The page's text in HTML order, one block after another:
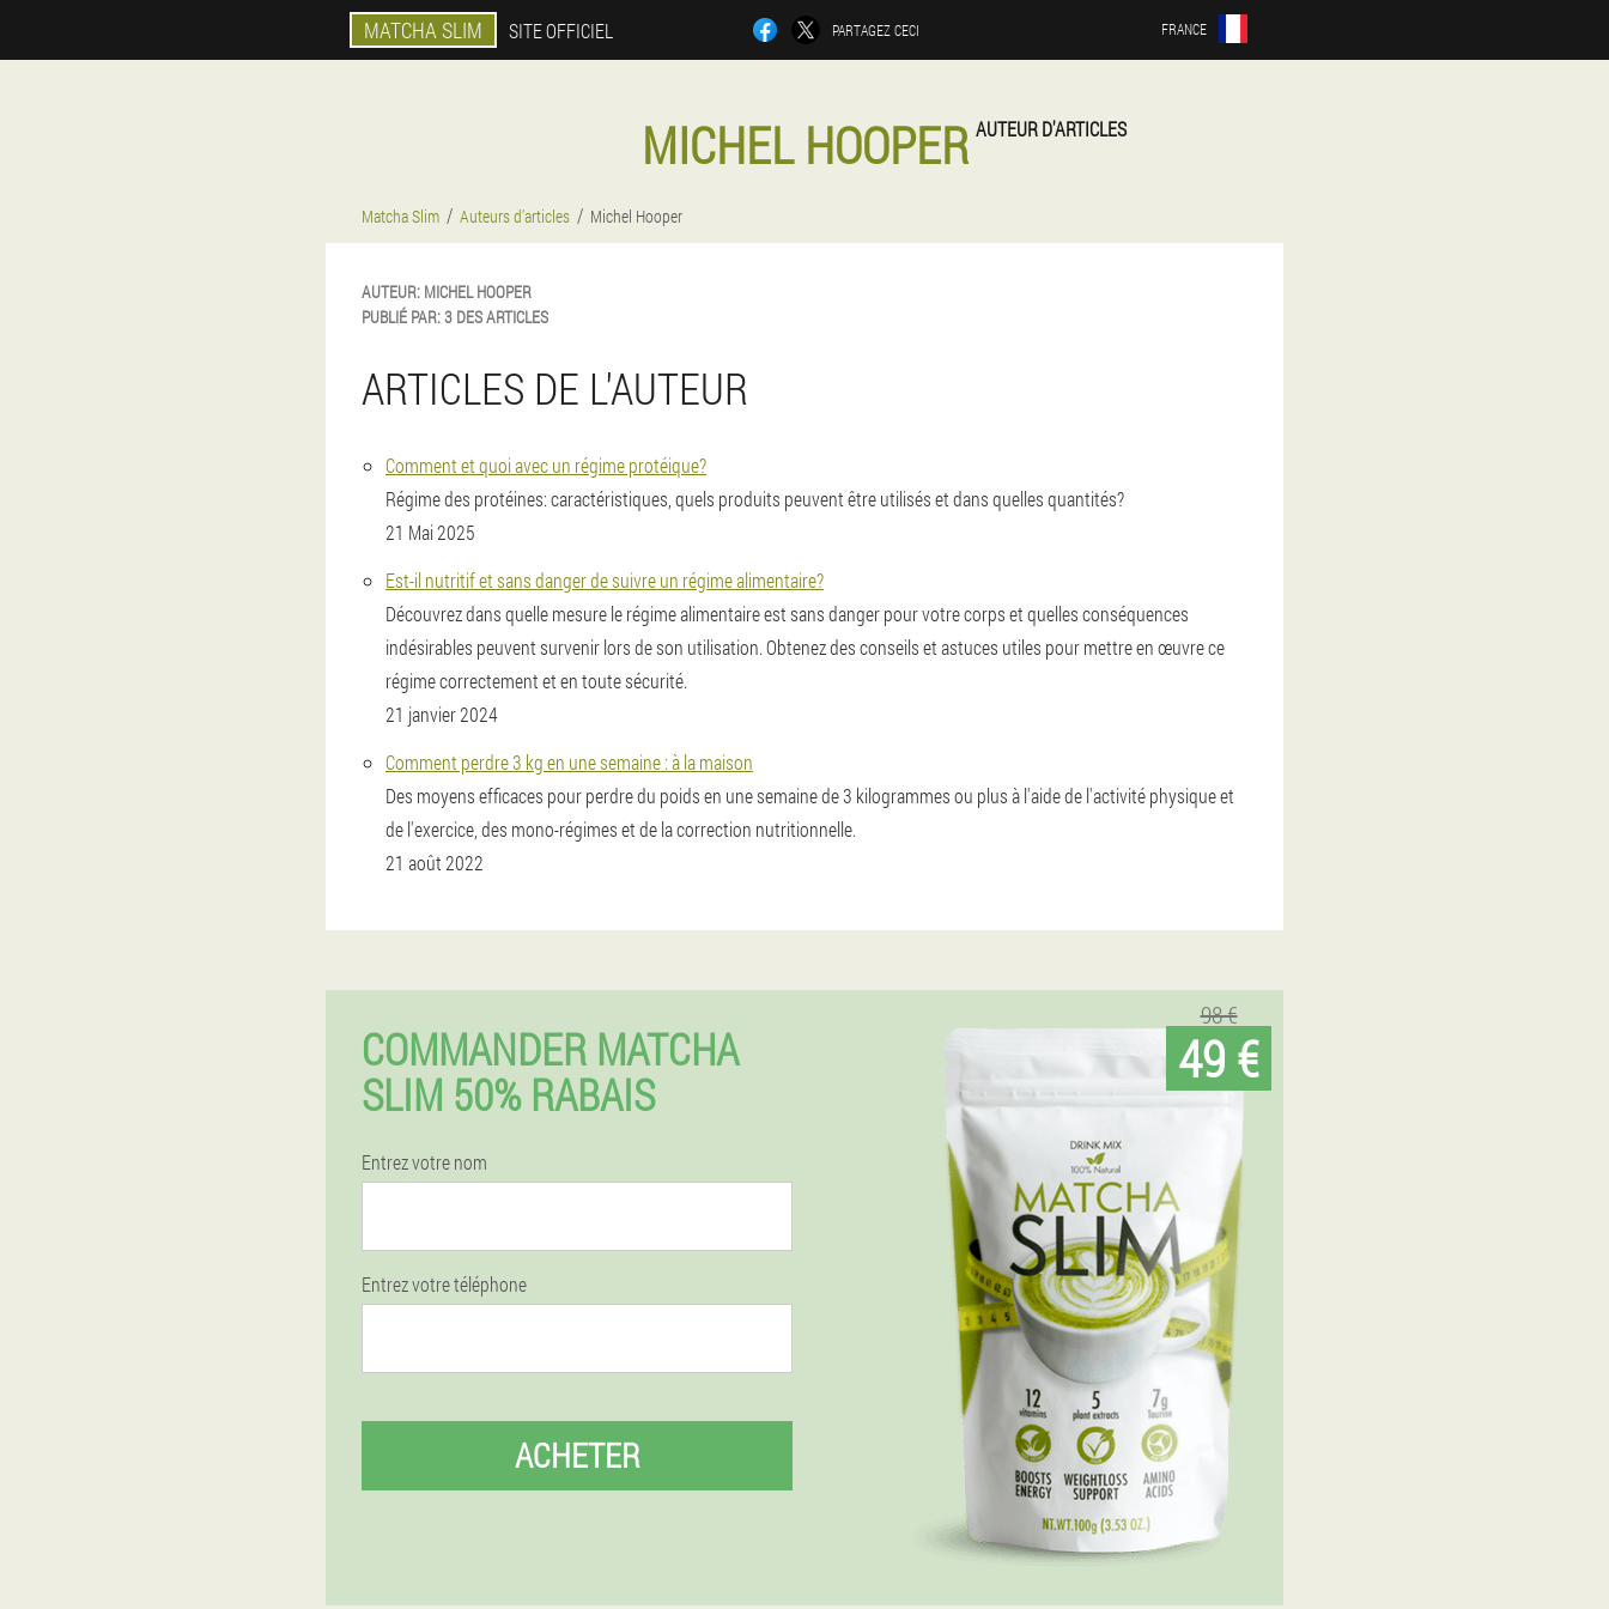
MATCHA SLIM SITE OFFICIEL PARTAGEZ CECI FRANCE
MICHEL HOOPER AUTEUR D'ARTICLES
Matcha Slim Auteurs d'articles Michel Hooper
AUTEUR: MICHEL HOOPER
PUBLIÉ PAR:3 DES ARTICLES
ARTICLES DE L'AUTEUR
Comment et quoi avec un régime protéique?
Régime des protéines: caractéristiques, quels produits peuvent être utilisés et dans quelles quantités?
21 Mai 2025
Est-il nutritif et sans danger de suivre un régime alimentaire?
Découvrez dans quelle mesure le régime alimentaire est sans danger pour votre corps et quelles conséquences
indésirables peuvent survenir lors de son utilisation. Obtenez des conseils et astuces utiles pour mettre en œuvre ce
régime correctement et en toute sécurité.
21 janvier 2024
Comment perdre 3 kg en une semaine : à la maison
Des moyens efficaces pour perdre du poids en une semaine de 3 kilogrammes ou plus à l'aide de l'activité physique et
de l'exercice, des mono-régimes et de la correction nutritionnelle.
21 août 2022
COMMANDER MATCHA
SLIM 50% RABAIS
Entrez votre nom
Entrez votre téléphone
ACHETER
98 €
49 €